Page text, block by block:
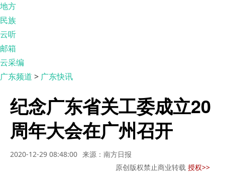
地方
民族
云听
邮箱
云采编
广东频道 > 广东快讯
纪念广东省关工委成立20
周年大会在广州召开
2020-12-29 08:48:00 来源：南方日报
原创版权禁止商业转载 授权>>